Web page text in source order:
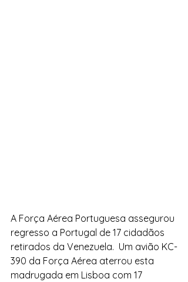
A Força Aérea Portuguesa assegurou
regresso a Portugal de 17 cidadãos
retirados da Venezuela.  Um avião KC-
390 da Força Aérea aterrou esta
madrugada em Lisboa com 17